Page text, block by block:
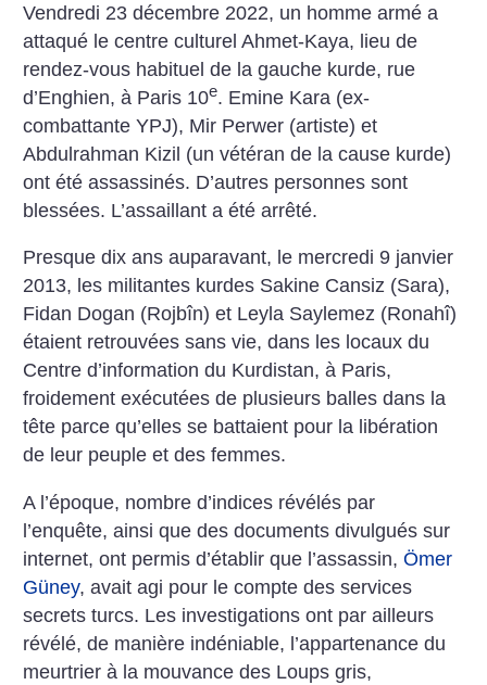
Vendredi 23 décembre 2022, un homme armé a
attaqué le centre culturel Ahmet-Kaya, lieu de
rendez-vous habituel de la gauche kurde, rue
d’Enghien, à Paris 10e. Emine Kara (ex-
combattante YPJ), Mir Perwer (artiste) et
Abdulrahman Kizil (un vétéran de la cause kurde)
ont été assassinés. D’autres personnes sont
blessées. L’assaillant a été arrêté.
Presque dix ans auparavant, le mercredi 9 janvier
2013, les militantes kurdes Sakine Cansiz (Sara),
Fidan Dogan (Rojbîn) et Leyla Saylemez (Ronahî)
étaient retrouvées sans vie, dans les locaux du
Centre d’information du Kurdistan, à Paris,
froidement exécutées de plusieurs balles dans la
tête parce qu’elles se battaient pour la libération
de leur peuple et des femmes.
A l’époque, nombre d’indices révélés par
l’enquête, ainsi que des documents divulgués sur
internet, ont permis d’établir que l’assassin,Ömer
Güney, avait agi pour le compte des services
secrets turcs. Les investigations ont par ailleurs
révélé, de manière indéniable, l’appartenance du
meurtrier à la mouvance des Loups gris,